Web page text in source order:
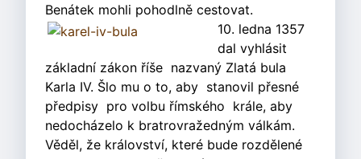
Benátek mohli pohodlně cestovat.
10. ledna 1357
dal vyhlásit
základní zákon říše nazvaný Zlatá bula
Karla IV. Šlo mu o to, aby stanovil přesné
předpisy pro volbu římského krále, aby
nedocházelo k bratrovražedným válkám.
Věděl, že království, které bude rozdělené